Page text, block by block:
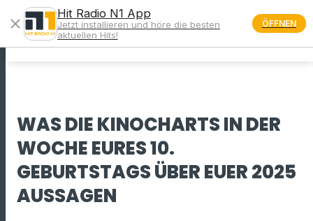
menu
WAS DIE KINOCHARTS IN DER
WOCHE EURES 10.
GEBURTSTAGS ÜBER EUER 2025
AUSSAGEN
close
Hit Radio N1 App
Jetzt installieren und höre die besten
aktuellen Hits!
ÖFFNEN